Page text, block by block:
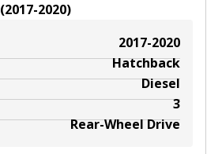
(2017-2020)
2017-2020
Hatchback
Diesel
3
Rear-Wheel Drive